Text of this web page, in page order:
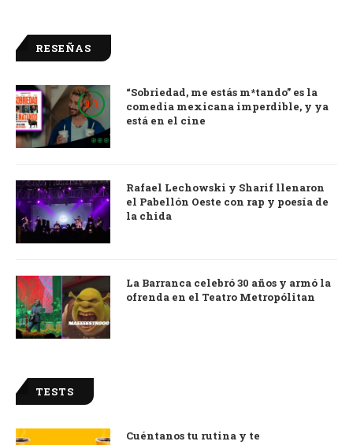
RESEÑAS
9.0
“Sobriedad, me estás m*tando” es la
comedia mexicana imperdible, y ya
está en el cine
Rafael Lechowski y Sharif llenaron
el Pabellón Oeste con rap y poesía de
la chida
La Barranca celebró 30 años y armó la
ofrenda en el Teatro Metropólitan
TESTS
Cuéntanos tu rutina y te